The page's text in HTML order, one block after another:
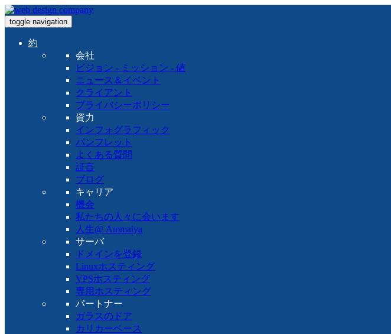
toggle navigation
約
会社
ビジョン - ミッション - 値
ニュース＆イベント
クライアント
プライバシーポリシー
資力
インフォグラフィック
パンフレット
よくある質問
証言
ブログ
キャリア
機会
私たちの人々に会います
人生@ Ammaiya
サーバ
ドメインを登録
Linuxホスティング
VPSホスティング
専用ホスティング
パートナー
ガラスのドア
カリカーベース